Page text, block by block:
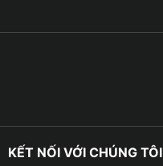
KẾT NỐI VỚI CHÚNG TÔI